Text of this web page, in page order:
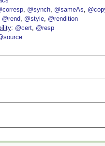
@synch @sameAs
@rend @style @rendition
@cert @resp